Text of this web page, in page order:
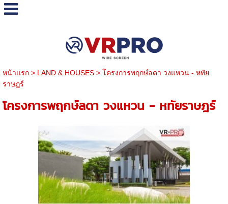
หน้าแรก> LAND & HOUSES> โครงการพฤกษ์ลดา วงแหวน - หทัย
ราษฎร์
โครงการพฤกษ์ลดา วงแหวน - หทัยราษฎร์